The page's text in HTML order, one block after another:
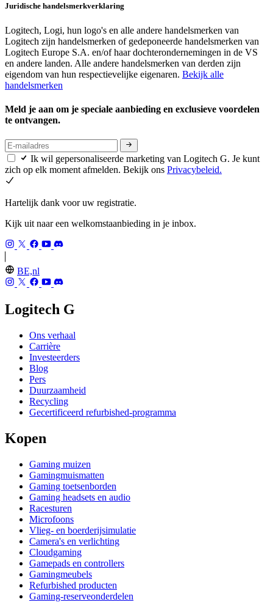
Juridische handelsmerkverklaring
Logitech, Logi, hun logo's en alle andere handelsmerken van
Logitech zijn handelsmerken of gedeponeerde handelsmerken van
Logitech Europe S.A. en/of haar dochterondernemingen in de VS
en andere landen. Alle andere handelsmerken van derden zijn
eigendom van hun respectievelijke eigenaren. Bekijk alle
handelsmerken
Meld je aan om je speciale aanbieding en exclusieve voordelen
te ontvangen.
Ik wil gepersonaliseerde marketing van Logitech G. Je kunt
zich op elk moment afmelden. Bekijk ons Privacybeleid.
Hartelijk dank voor uw registratie.
Kijk uit naar een welkomstaanbieding in je inbox.
BE,nl
Logitech G
Ons verhaal
Carrière
Investeerders
Blog
Pers
Duurzaamheid
Recycling
Gecertificeerd refurbished-programma
Kopen
Gaming muizen
Gamingmuismatten
Gaming toetsenborden
Gaming headsets en audio
Racesturen
Microfoons
Vlieg- en boerderijsimulatie
Camera's en verlichting
Cloudgaming
Gamepads en controllers
Gamingmeubels
Refurbished producten
Gaming-reserveonderdelen